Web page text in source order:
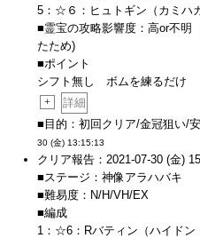
5：☆６：ヒュトギン（カミハ
■霊宝の攻略影響度：高or不
たため)
■ポイント
シフト無し ボムを練るだけ
+
詳細
■目的：初回クリア/金冠狙い/
30 (金) 13:15:13
クリア報告：2021-07-30 (金)
■ステージ：神像アラハバキ
■難易度：N/H/VH/EX
■編成
1：☆6：Rバティン（ハイドン